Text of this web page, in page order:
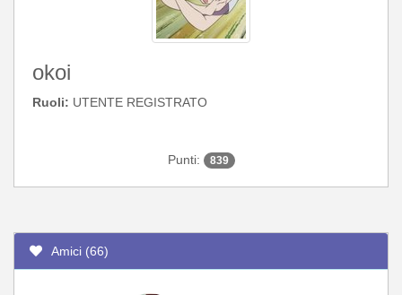
okoi
Ruoli: UTENTE REGISTRATO
Punti: 839
Amici (66)